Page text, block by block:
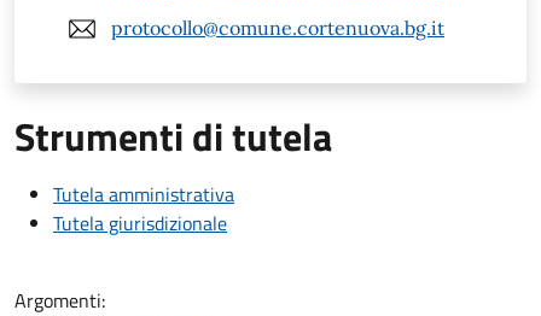
protocollo@comune.cortenuova.bg.it
Strumenti di tutela
Tutela amministrativa
Tutela giurisdizionale
Argomenti: